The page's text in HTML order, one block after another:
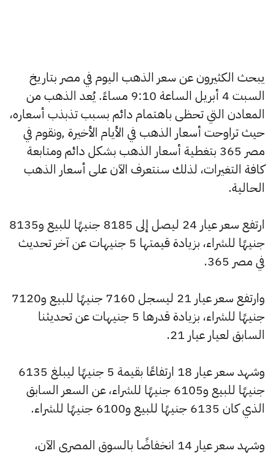
يبحث الكثيرون عن سعر الذهب اليوم في مصر بتاريخ
السبت 4 أبريل الساعة 9:10 مساءً. يُعد الذهب من
المعادن التي تحظى باهتمام دائم بسبب تذبذب أسعاره،
حيث تراوحت أسعار الذهب في الأيام الأخيرة ,ونقوم في
مصر 365 بتغطية أسعار الذهب بشكل دائم ومتابعة
كافة التغيرات، لذلك سنتعرف الآن على أسعار الذهب
الحالية.
ارتفع سعر عيار 24 ليصل إلى 8185 جنيهًا للبيع و8135
جنيهًا للشراء، بزيادة قيمتها 5 جنيهات عن آخر تحديث
في مصر 365.
وارتفع سعر عيار 21 ليسجل 7160 جنيهًا للبيع و7120
جنيهًا للشراء، بزيادة قدرها 5 جنيهات عن تحديثنا
السابق لعيار عيار 21.
وشهد سعر عيار 18 ارتفاعًا بقيمة 5 جنيهًا ليبلغ 6135
جنيهًا للبيع و6105 جنيهًا للشراء، عن السعر السابق
الذي كان 6135 جنيهًا للبيع و6100 جنيهًا للشراء.
وشهد سعر عيار 14 انخفاضًا بالسوق المصري الآن،